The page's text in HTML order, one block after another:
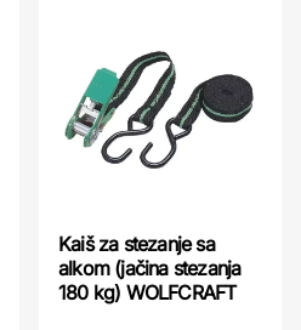
Kaiš za stezanje sa
alkom (jačina stezanja
180 kg) WOLFCRAFT